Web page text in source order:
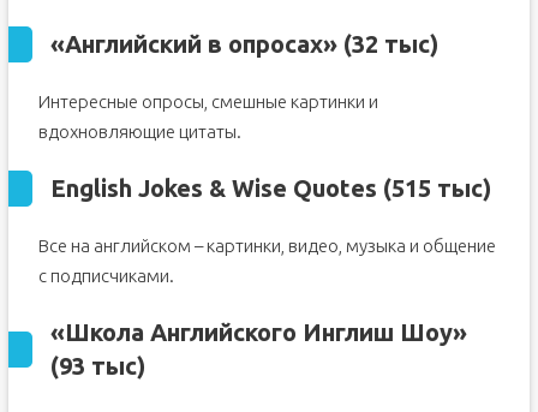
«Английский в опросах» (32 тыс)
Интересные опросы, смешные картинки и
вдохновляющие цитаты.
English Jokes & Wise Quotes (515 тыс)
Все на английском – картинки, видео, музыка и общение
с подписчиками.
«Школа Английского Инглиш Шоу»
(93 тыс)